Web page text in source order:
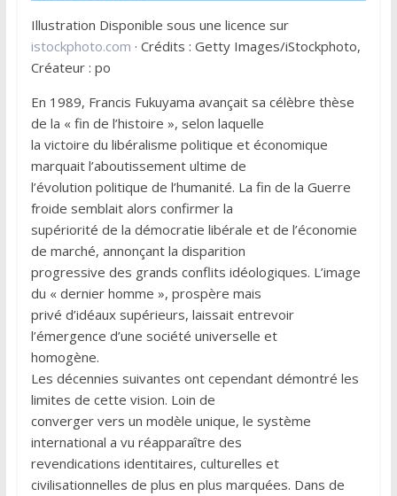
Illustration Disponible sous une licence sur
istockphoto.com · Crédits : Getty Images/iStockphoto,
Créateur : po
En 1989, Francis Fukuyama avançait sa célèbre thèse
de la « fin de l’histoire », selon laquelle
la victoire du libéralisme politique et économique
marquait l’aboutissement ultime de
l’évolution politique de l’humanité. La fin de la Guerre
froide semblait alors confirmer la
supériorité de la démocratie libérale et de l’économie
de marché, annonçant la disparition
progressive des grands conflits idéologiques. L’image
du « dernier homme », prospère mais
privé d’idéaux supérieurs, laissait entrevoir
l’émergence d’une société universelle et
homogène.
Les décennies suivantes ont cependant démontré les
limites de cette vision. Loin de
converger vers un modèle unique, le système
international a vu réapparaître des
revendications identitaires, culturelles et
civilisationnelles de plus en plus marquées. Dans de